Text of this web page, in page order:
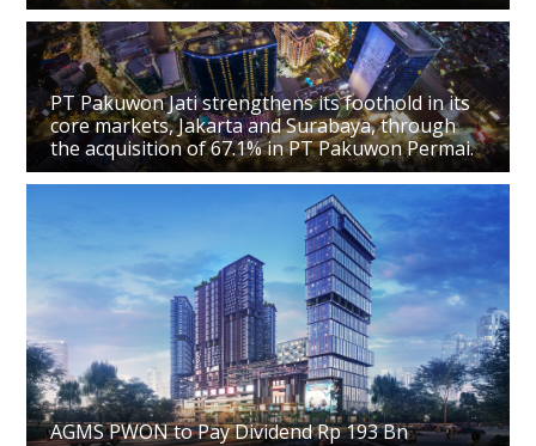
PT Pakuwon Jati strengthens its foothold in its
core markets, Jakarta and Surabaya, through
the acquisition of 67.1% in PT Pakuwon Permai.
AGMS PWON to Pay Dividend Rp 193 Bn